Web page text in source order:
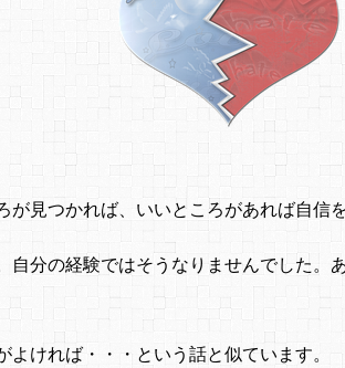
が見つかれば、いいところがあれば自信
自分の経験ではそうなりませんでした。
よければ・・・という話と似ています。